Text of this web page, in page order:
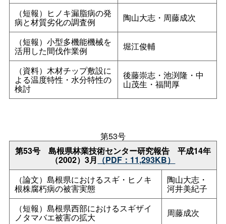
（短報）ヒノキ漏脂病の発
病と材質劣化の調査例 陶山大志・周藤成次
（短報）小型多機能機械を
活用した間伐作業例 堀江俊輔
（資料）木材チップ敷設に
よる温度特性・水分特性の
検討
後藤崇志・池渕隆・中
山茂生・福間厚
第53号
第53号 島根県林業技術センター研究報告 平成14年
（2002）3月 （PDF：11,293KB）
（論文）島根県におけるスギ・ヒノキ
根株腐朽病の被害実態
陶山大志・
河井美紀子
（短報）島根県西部におけるスギザイ
ノタマバエ被害の拡大 周藤成次